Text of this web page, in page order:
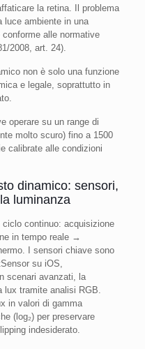
la retina. Il problema
luce ambiente in una
alle normative
2008, art. 24).
non è solo una funzione
e legale, soprattutto in
operare su un range di
molto scuro) fino a 1500
calibrate alle condizioni
dinamico: sensori,
luminanza
continuo: acquisizione
in tempo reale →
I sensori chiave sono
su iOS,
scenari avanzati, la
tramite analisi RGB.
in valori di gamma
(log₂) per preservare
indesiderato.